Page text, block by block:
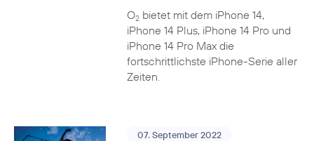
O2bietet mit dem iPhone 14,
iPhone 14 Plus, iPhone 14 Pro und
iPhone 14 Pro Max die
fortschrittlichste iPhone-Serie aller
Zeiten.
07. September 2022